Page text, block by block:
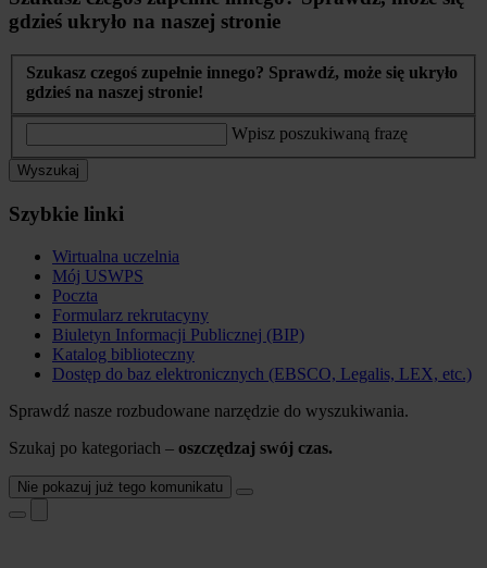
gdzieś ukryło na naszej stronie
Szukasz czegoś zupełnie innego? Sprawdź, może się ukryło
gdzieś na naszej stronie!
Wpisz poszukiwaną frazę
Wyszukaj
Szybkie linki
Wirtualna uczelnia
Mój USWPS
Poczta
Formularz rekrutacyny
Biuletyn Informacji Publicznej (BIP)
Katalog biblioteczny
Dostęp do baz elektronicznych (EBSCO, Legalis, LEX, etc.)
Sprawdź nasze rozbudowane narzędzie do wyszukiwania.
Szukaj po kategoriach – oszczędzaj swój czas.
Nie pokazuj już tego komunikatu